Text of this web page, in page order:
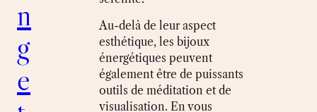
n
g
e
Au-delà de leur aspect
esthétique, les bijoux
énergétiques peuvent
également être de puissants
outils de méditation et de
visualisation. En vous